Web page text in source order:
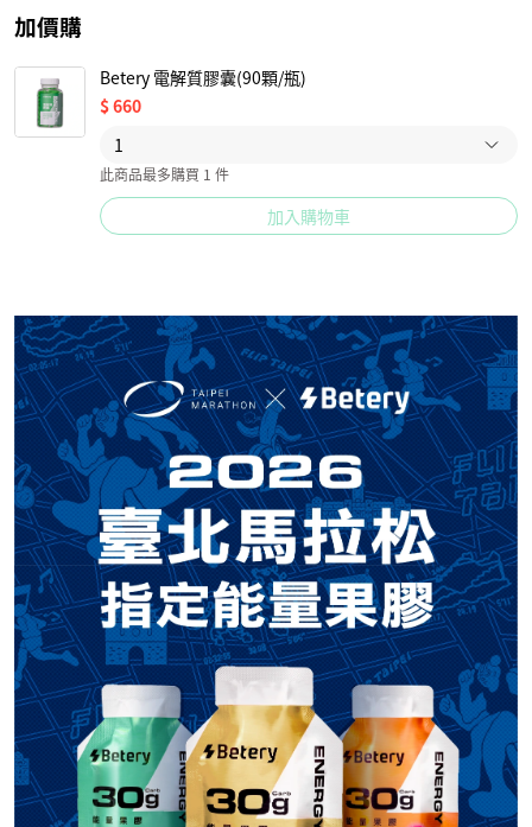
加價購
Betery 電解質膠囊(90顆/瓶)
$660
此商品最多購買 1 件
加入購物車